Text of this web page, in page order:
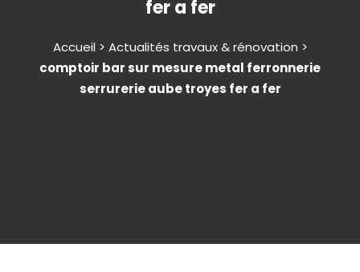
fer a fer
Accueil > Actualités travaux & rénovation >
comptoir bar sur mesure metal ferronnerie
serrurerie aube troyes fer a fer